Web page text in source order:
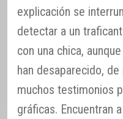
explicación se
detectar a un
con una chica,
han desaparecido,
muchos testimonios
gráficas. Encuentran